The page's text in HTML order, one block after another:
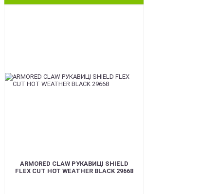
ARMORED CLAW РУКАВИЦІ SHIELD
FLEX CUT HOT WEATHER BLACK 29668